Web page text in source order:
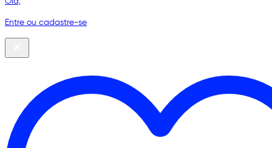
Entre ou cadastre-se